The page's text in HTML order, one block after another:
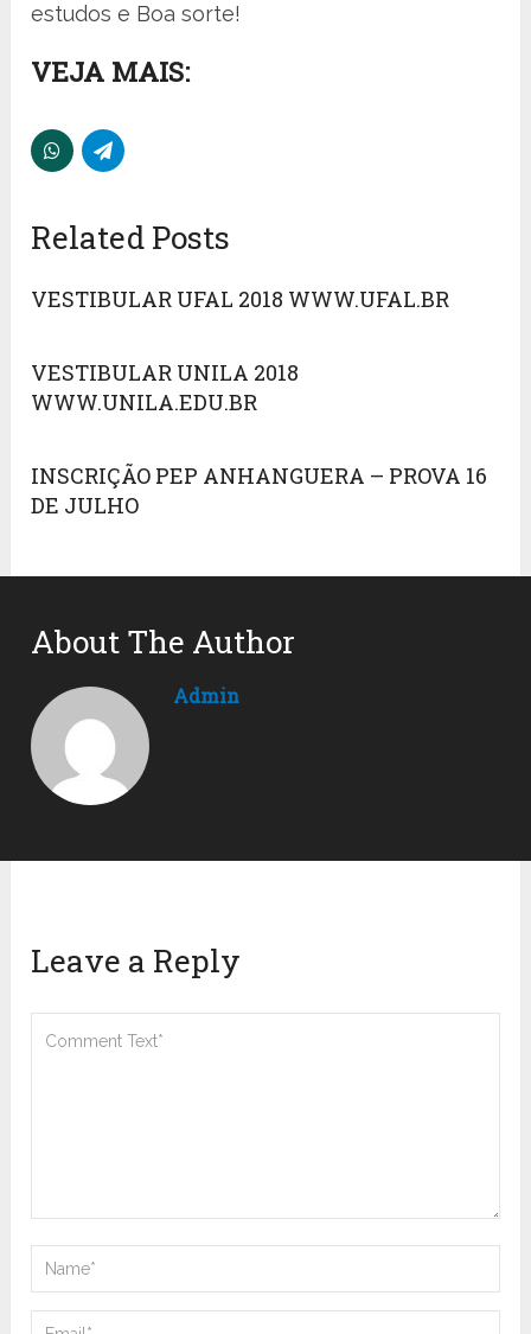
estudos e Boa sorte!
VEJA MAIS:
Related Posts
VESTIBULAR UFAL 2018 WWW.UFAL.BR
VESTIBULAR UNILA 2018
WWW.UNILA.EDU.BR
INSCRIÇÃO PEP ANHANGUERA – PROVA 16
DE JULHO
About The Author
Admin
Leave a Reply